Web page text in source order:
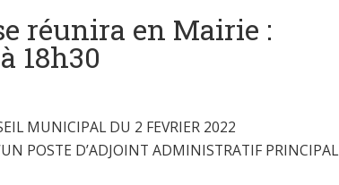
réunira en Mairie :
18h30
MUNICIPAL DU 2 FEVRIER 2022
POSTE D’ADJOINT ADMINISTRATIF PRINCIPAL